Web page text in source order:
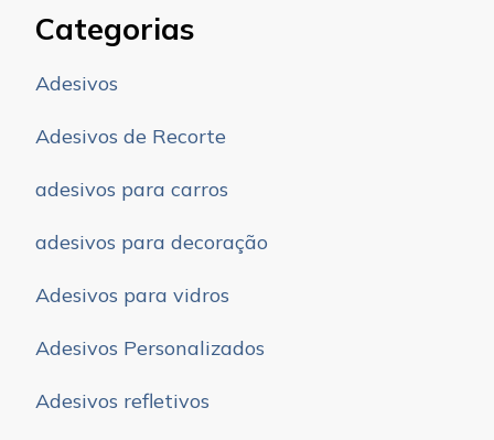
Categorias
Adesivos
Adesivos de Recorte
adesivos para carros
adesivos para decoração
Adesivos para vidros
Adesivos Personalizados
Adesivos refletivos